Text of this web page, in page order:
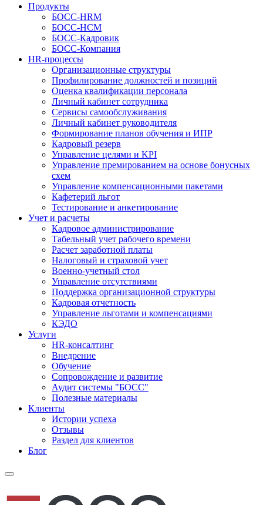
Продукты
БОСС-HRM
БОСС-HCM
БОСС-Кадровик
БОСС-Компания
HR-процессы
Организационные структуры
Профилирование должностей и позиций
Оценка квалификации персонала
Личный кабинет сотрудника
Сервисы самообслуживания
Личный кабинет руководителя
Формирование планов обучения и ИПР
Кадровый резерв
Управление целями и KPI
Управление премированием на основе бонусных
схем
Управление компенсационными пакетами
Кафетерий льгот
Тестирование и анкетирование
Учет и расчеты
Кадровое администрирование
Табельный учет рабочего времени
Расчет заработной платы
Налоговый и страховой учет
Военно-учетный стол
Управление отсутствиями
Поддержка организационной структуры
Кадровая отчетность
Управление льготами и компенсациями
КЭДО
Услуги
HR-консалтинг
Внедрение
Обучение
Сопровождение и развитие
Аудит системы "БОСС"
Полезные материалы
Клиенты
Истории успеха
Отзывы
Раздел для клиентов
Блог